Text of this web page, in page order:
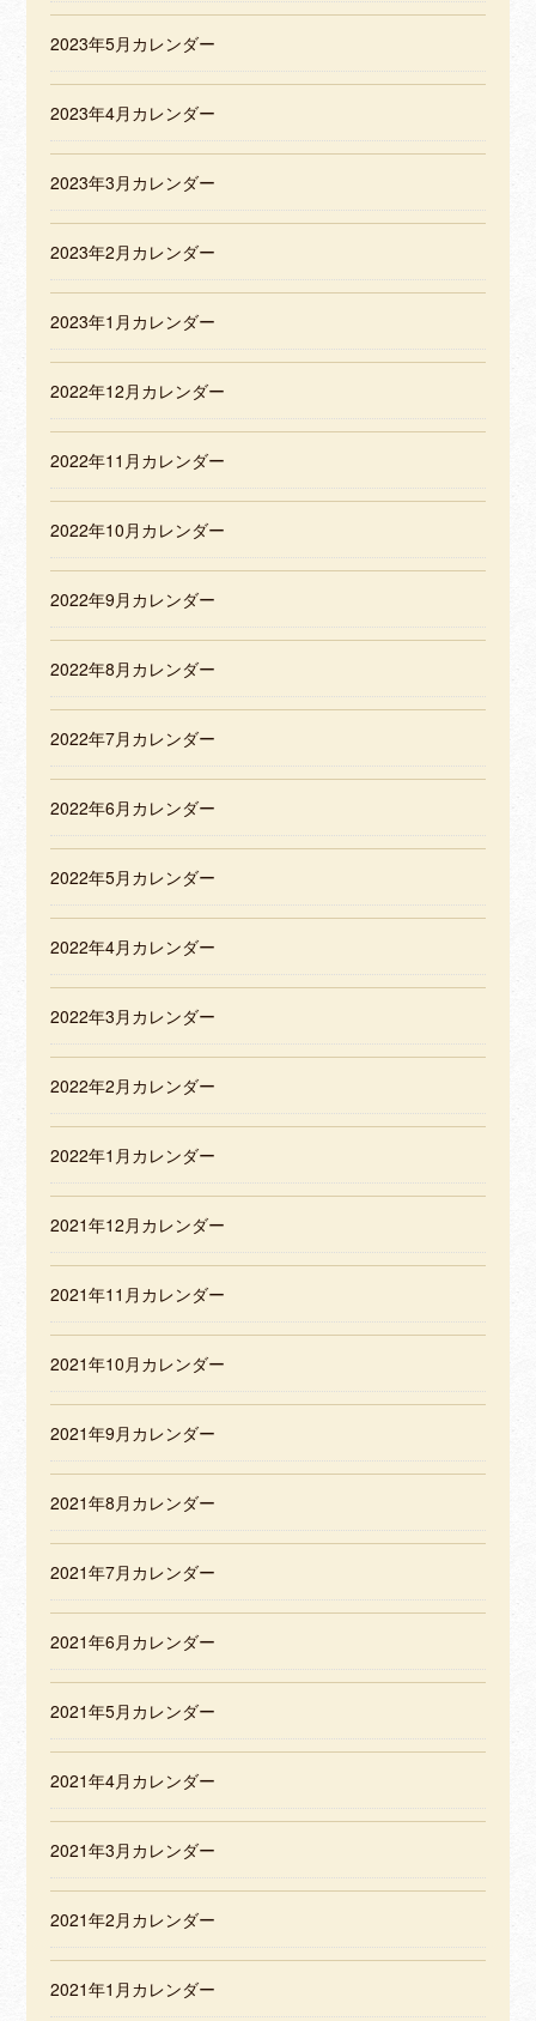
2023年5月カレンダー
2023年4月カレンダー
2023年3月カレンダー
2023年2月カレンダー
2023年1月カレンダー
2022年12月カレンダー
2022年11月カレンダー
2022年10月カレンダー
2022年9月カレンダー
2022年8月カレンダー
2022年7月カレンダー
2022年6月カレンダー
2022年5月カレンダー
2022年4月カレンダー
2022年3月カレンダー
2022年2月カレンダー
2022年1月カレンダー
2021年12月カレンダー
2021年11月カレンダー
2021年10月カレンダー
2021年9月カレンダー
2021年8月カレンダー
2021年7月カレンダー
2021年6月カレンダー
2021年5月カレンダー
2021年4月カレンダー
2021年3月カレンダー
2021年2月カレンダー
2021年1月カレンダー